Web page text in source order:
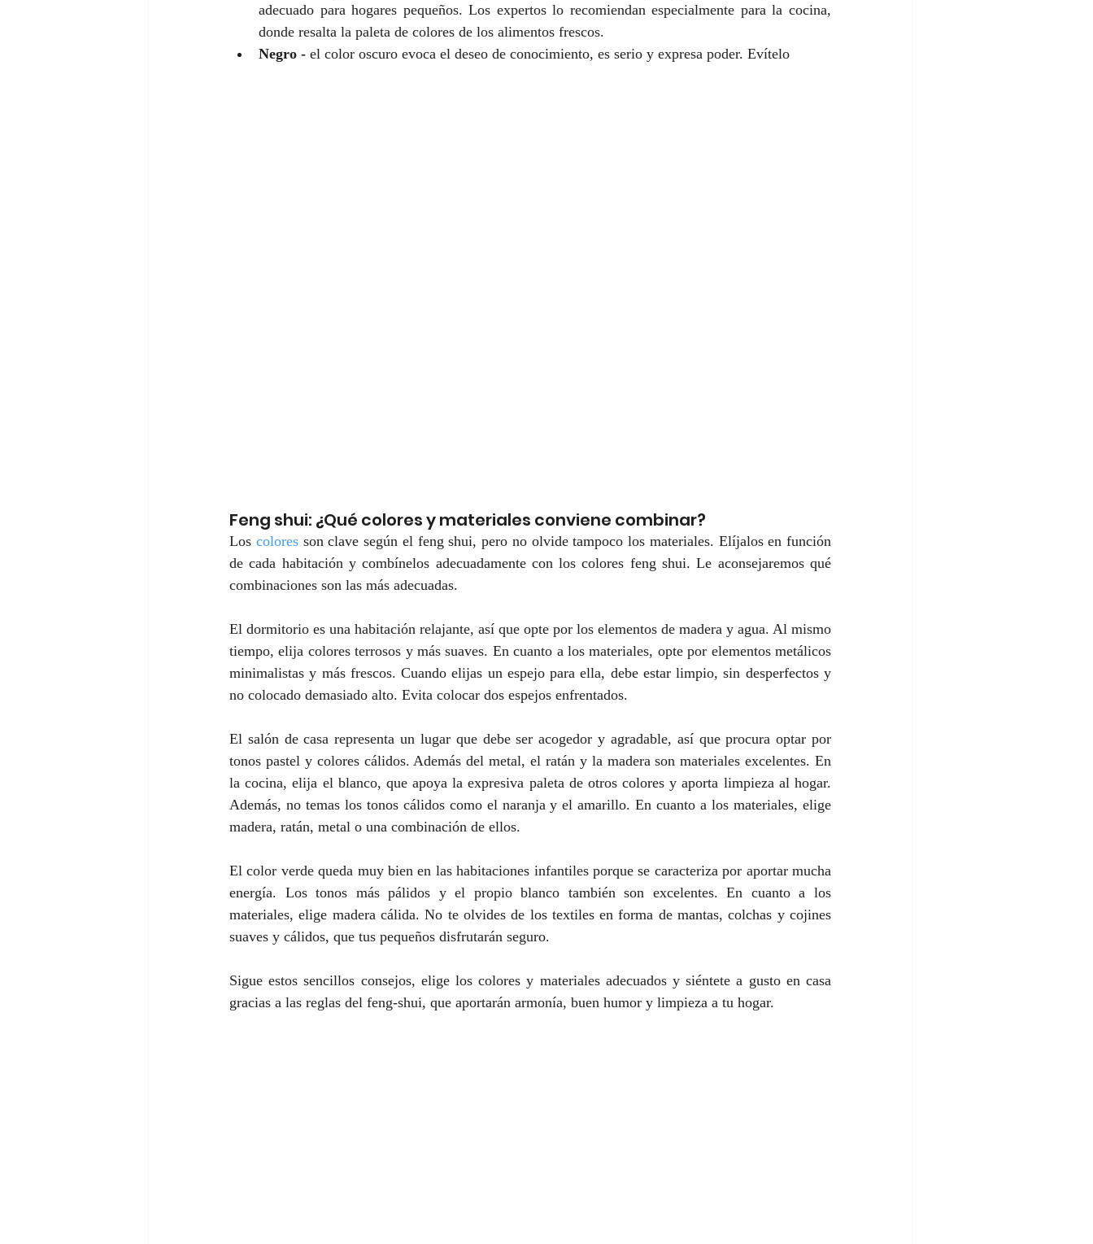
adecuado para hogares pequeños. Los expertos lo recomiendan especialmente para la cocina,
donde resalta la paleta de colores de los alimentos frescos.
Negro - el color oscuro evoca el deseo de conocimiento, es serio y expresa poder. Evítelo
Feng shui: ¿Qué colores y materiales conviene combinar?
Los colores son clave según el feng shui, pero no olvide tampoco los materiales. Elíjalos en función
de cada habitación y combínelos adecuadamente con los colores feng shui. Le aconsejaremos qué
combinaciones son las más adecuadas.
El dormitorio es una habitación relajante, así que opte por los elementos de madera y agua. Al mismo
tiempo, elija colores terrosos y más suaves. En cuanto a los materiales, opte por elementos metálicos
minimalistas y más frescos. Cuando elijas un espejo para ella, debe estar limpio, sin desperfectos y
no colocado demasiado alto. Evita colocar dos espejos enfrentados.
El salón de casa representa un lugar que debe ser acogedor y agradable, así que procura optar por
tonos pastel y colores cálidos. Además del metal, el ratán y la madera son materiales excelentes. En
la cocina, elija el blanco, que apoya la expresiva paleta de otros colores y aporta limpieza al hogar.
Además, no temas los tonos cálidos como el naranja y el amarillo. En cuanto a los materiales, elige
madera, ratán, metal o una combinación de ellos.
El color verde queda muy bien en las habitaciones infantiles porque se caracteriza por aportar mucha
energía. Los tonos más pálidos y el propio blanco también son excelentes. En cuanto a los
materiales, elige madera cálida. No te olvides de los textiles en forma de mantas, colchas y cojines
suaves y cálidos, que tus pequeños disfrutarán seguro.
Sigue estos sencillos consejos, elige los colores y materiales adecuados y siéntete a gusto en casa
gracias a las reglas del feng-shui, que aportarán armonía, buen humor y limpieza a tu hogar.